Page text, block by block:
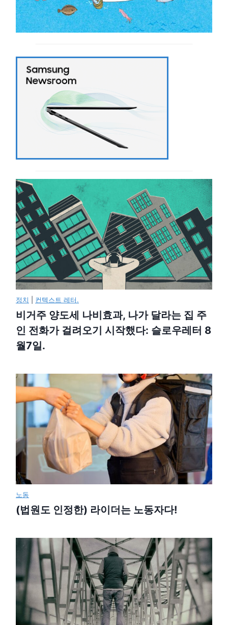
정치 컨텍스트 레터.
비거주 양도세 나비효과, 나가 달라는 집 주
인 전화가 걸려오기 시작했다: 슬로우레터 8
월7일.
노동
(법원도 인정한) 라이더는 노동자다!